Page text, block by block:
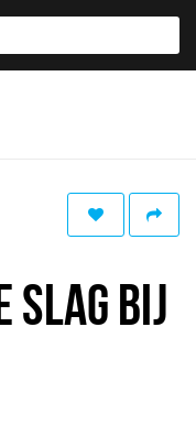
SLAG BIJ